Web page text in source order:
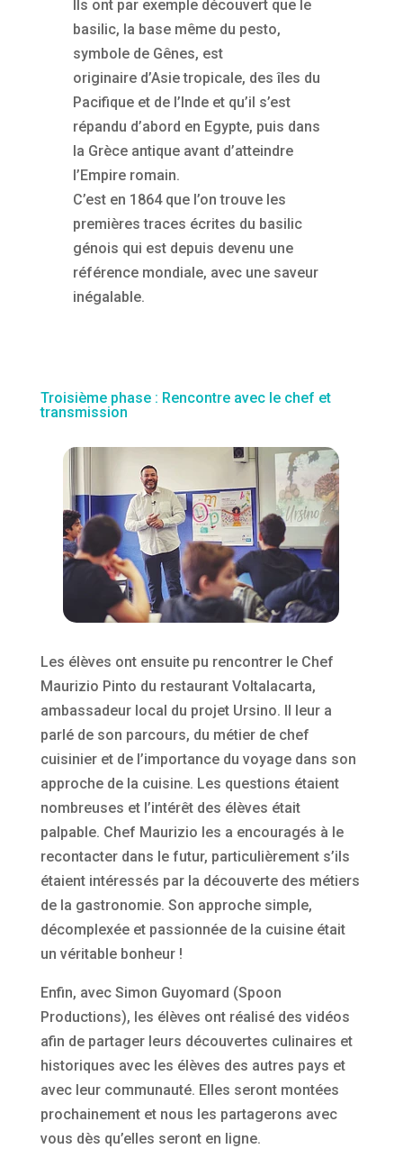
Ils ont par exemple découvert que le
basilic, la base même du pesto,
symbole de Gênes, est
originaire d’Asie tropicale, des îles du
Pacifique et de l’Inde et qu’il s’est
répandu d’abord en Egypte, puis dans
la Grèce antique avant d’atteindre
l’Empire romain.
C’est en 1864 que l’on trouve les
premières traces écrites du basilic
génois qui est depuis devenu une
référence mondiale, avec une saveur
inégalable.
Troisième phase : Rencontre avec le chef et
transmission
Les élèves ont ensuite pu rencontrer le Chef
Maurizio Pinto du restaurant Voltalacarta,
ambassadeur local du projet Ursino. Il leur a
parlé de son parcours, du métier de chef
cuisinier et de l’importance du voyage dans son
approche de la cuisine. Les questions étaient
nombreuses et l’intérêt des élèves était
palpable. Chef Maurizio les a encouragés à le
recontacter dans le futur, particulièrement s’ils
étaient intéressés par la découverte des métiers
de la gastronomie. Son approche simple,
décomplexée et passionnée de la cuisine était
un véritable bonheur !
Enfin, avec Simon Guyomard (Spoon
Productions), les élèves ont réalisé des vidéos
afin de partager leurs découvertes culinaires et
historiques avec les élèves des autres pays et
avec leur communauté. Elles seront montées
prochainement et nous les partagerons avec
vous dès qu’elles seront en ligne.